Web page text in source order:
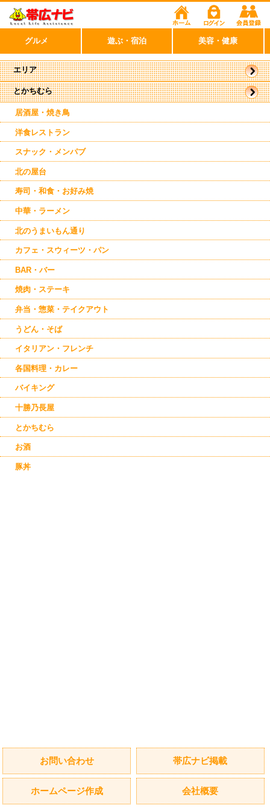
とかちむら
居酒屋・焼き鳥
洋食レストラン
スナック・メンパブ
北の屋台
寿司・和食・お好み焼
中華・ラーメン
北のうまいもん通り
カフェ・スウィーツ・パン
BAR・バー
焼肉・ステーキ
弁当・惣菜・テイクアウト
うどん・そば
イタリアン・フレンチ
各国料理・カレー
バイキング
十勝乃長屋
とかちむら
お酒
豚丼
エリア
帯広市
駅近郊
グルメ 遊ぶ・宿泊 美容・健康
お問い合わせ 帯広ナビ掲載
ホームページ作成 会社概要